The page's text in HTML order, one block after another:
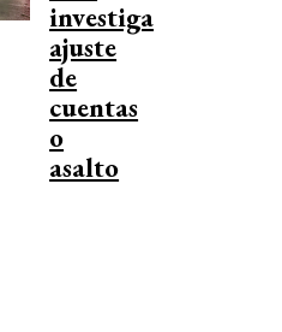
investiga
ajuste
de
cuentas
o
asalto